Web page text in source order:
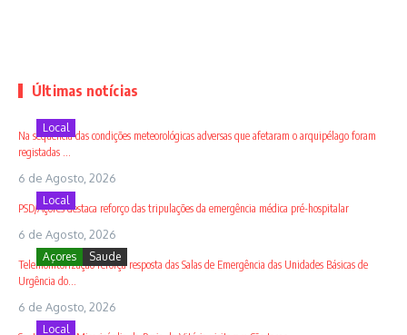
Últimas notícias
Local
Na sequência das condições meteorológicas adversas que afetaram o arquipélago foram
registadas ...
6 de Agosto, 2026
Local
PSD/Açores destaca reforço das tripulações da emergência médica pré-hospitalar
6 de Agosto, 2026
Açores Saude
Telemonitorização reforça resposta das Salas de Emergência das Unidades Básicas de
Urgência do...
6 de Agosto, 2026
Local